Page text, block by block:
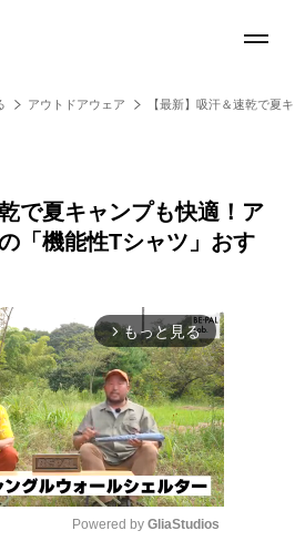
アウトドアウェア 【最新】吸汗＆速乾で夏
で夏キャンプも快適！ア
「機能性Tシャツ」おす
arrow_forward_ios もっと見る
Powered by GliaStudios